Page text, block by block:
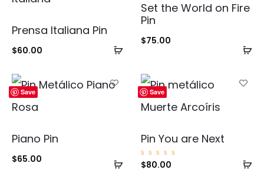
Añadir
carrito
Prensa Italiana Pin
$60.00
Set the World on Fire
Pin
$75.00
Save
Añadir
Piano Pin
$65.00
Save
Pin You are Next
Valorad
o con
$80.00